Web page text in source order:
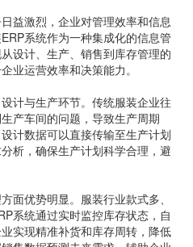
益激烈，企业对管理效率和信息
系统作为一种集成化的信息管
设计、生产、销售到库存管理的
业运营效率和决策能力。
计与生产环节。传统服装企业往
产车间的问题，导致生产周期
计数据可以直接传输至生产计划
析，确保生产计划科学合理，避
面优势明显。服装行业款式多、
系统通过实时监控库存状态，自
实现精准补货和库存周转，降低